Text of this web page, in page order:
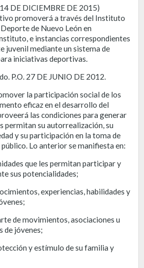
DE DICIEMBRE DE 2015)
promoverá a través del Instituto
de Nuevo León en
e instancias correspondientes
juvenil mediante un sistema de
iniciativas deportivas.
P.O. 27 DE JUNIO DE 2012.
la participación social de los
eficaz en el desarrollo del
las condiciones para generar
permitan su autorrealización, su
y su participación en la toma de
Lo anterior se manifiesta en:
que les permitan participar y
sus potencialidades;
experiencias, habilidades y
de movimientos, asociaciones u
de jóvenes;
y estímulo de su familia y